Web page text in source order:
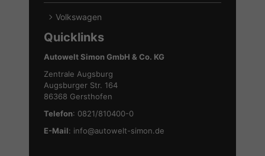
anzeigen
Skoda
anzeigen
Volkswagen
Fahrzeuge
von
anzeigen
Quicklinks
Autowelt Simon GmbH & Co. KG
Zentrale Augsburg
Augsburger Str. 164
86368 Gersthofen
Telefon: 0821/810400-0
E-Mail: info@autowelt-simon.de